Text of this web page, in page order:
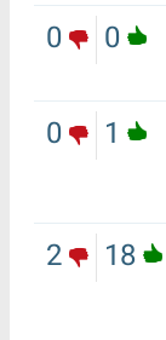
0
0
1
0
18
2